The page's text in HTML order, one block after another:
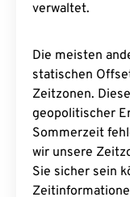
verwaltet.
Die meisten
statischen
Zeitzonen.
geopolitischer
Sommerzeit
wir unsere
Sie sicher sein